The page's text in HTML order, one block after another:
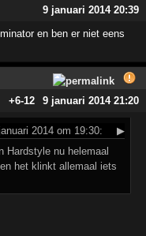
9 januari 2014 20:39
en ben er niet eens
+6-12 9 januari 2014 21:20
2014 om 19:30:
▶
Hardstyle nu helemaal
het klinkt allemaal iets